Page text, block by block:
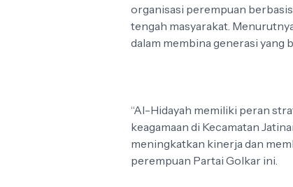
organisasi perempuan
tengah masyarakat.
dalam membina generasi yang
“Al-Hidayah memiliki peran
keagamaan di Kecamatan
meningkatkan kinerja dan
perempuan Partai Golkar ini.